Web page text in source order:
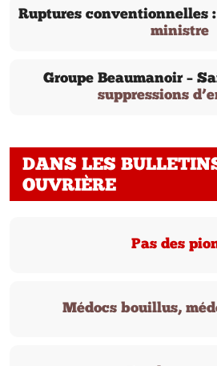
Ruptures conventionnelles :
ministre
Groupe Beaumanoir –
suppressions
DANS LES
OUVRIÈRE
Pas des
Médocs bouillus,